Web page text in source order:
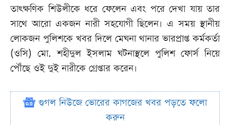
তাৎক্ষণিক শিউলীকে ধরে ফেলেন এবং পরে দেখা যায় তার
সাথে আরো একজন নারী সহযোগী ছিলেন। এ সময় স্থানীয়
লোকজন পুলিশকে খবর দিলে মেঘনা থানার ভারপ্রাপ্ত কর্মকর্তা
(ওসি) মো. শহীদুল ইসলাম ঘটনাস্থলে পুলিশ ফোর্স নিয়ে
পৌঁছে ওই দুই নারীকে গ্রেপ্তার করেন।
গুগল নিউজে ভোরের কাগজের খবর পড়তে ফলো
করুন